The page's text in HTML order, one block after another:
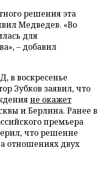
решения эта
Медведев. «Во
для
– добавил
в воскресенье
Зубков заявил, что
не окажет
и Берлина. Ранее в
премьера
что решение
отношениях двух